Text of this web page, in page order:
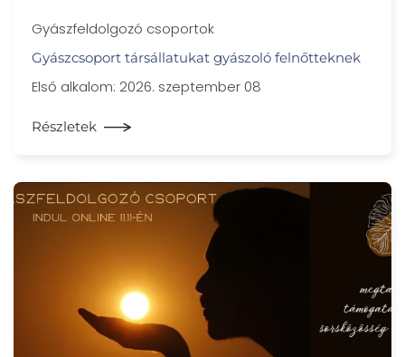
Gyászfeldolgozó csoportok
Gyászcsoport társállatukat gyászoló felnőtteknek
Első alkalom: 2026. szeptember 08
Részletek